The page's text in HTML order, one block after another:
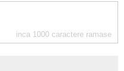
inca 1000 caractere ramase